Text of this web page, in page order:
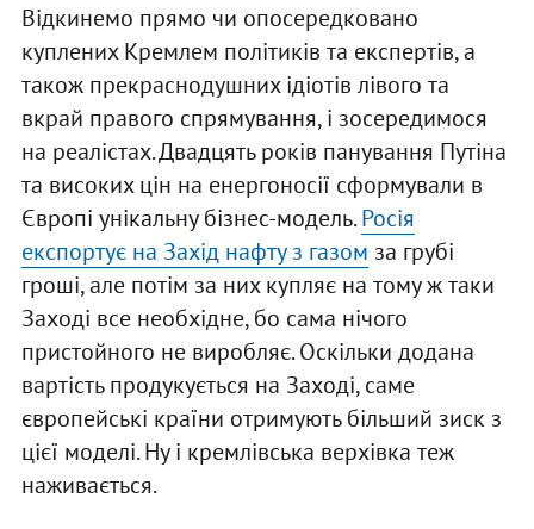
Відкинемо прямо чи опосередковано
куплених Кремлем політиків та експертів, а
також прекраснодушних ідіотів лівого та
вкрай правого спрямування, і зосередимося
на реалістах. Двадцять років панування Путіна
та високих цін на енергоносії сформували в
Європі унікальну бізнес-модель.Росія
експортує на Захід нафту з газом за грубі
гроші, але потім за них купляє на тому ж таки
Заході все необхідне, бо сама нічого
пристойного не виробляє. Оскільки додана
вартість продукується на Заході, саме
європейські країни отримують більший зиск з
цієї моделі. Ну і кремлівська верхівка теж
наживається.